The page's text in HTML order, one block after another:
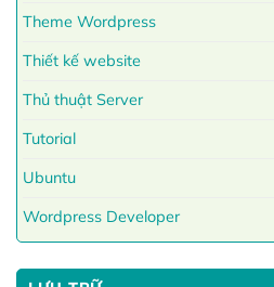
Theme Wordpress
Thiết kế website
Thủ thuật Server
Tutorial
Ubuntu
Wordpress Developer